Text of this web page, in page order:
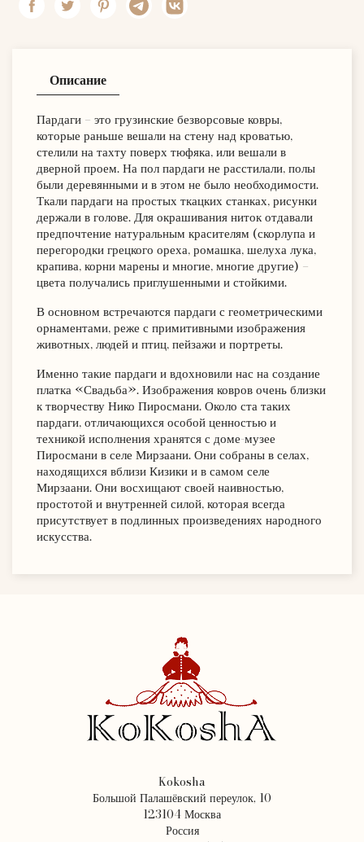
Описание
Пардаги – это грузинские безворсовые ковры,
которые раньше вешали на стену над кроватью,
стелили на тахту поверх тюфяка, или вешали в
дверной проем. На пол пардаги не расстилали, полы
были деревянными и в этом не было необходимости.
Ткали пардаги на простых ткацких станках, рисунки
держали в голове. Для окрашивания ниток отдавали
предпочтение натуральным красителям (скорлупа и
перегородки грецкого ореха, ромашка, шелуха лука,
крапива, корни марены и многие, многие другие) –
цвета получались приглушенными и стойкими.
В основном встречаются пардаги с геометрическими
орнаментами, реже с примитивными изображения
животных, людей и птиц, пейзажи и портреты.
Именно такие пардаги и вдохновили нас на создание
платка «Свадьба». Изображения ковров очень близки
к творчеству Нико Пиросмани. Около ста таких
пардаги, отличающихся особой ценностью и
техникой исполнения хранятся с доме-музее
Пиросмани в селе Мирзаани. Они собраны в селах,
находящихся вблизи Кизики и в самом селе
Мирзаани. Они восхищают своей наивностью,
простотой и внутренней силой, которая всегда
присутствует в подлинных произведениях народного
искусства.
Kokosha
Большой Палашёвский переулок, 10
123104 Москва
Россия